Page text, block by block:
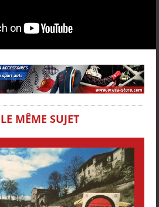
MÊME SUJET